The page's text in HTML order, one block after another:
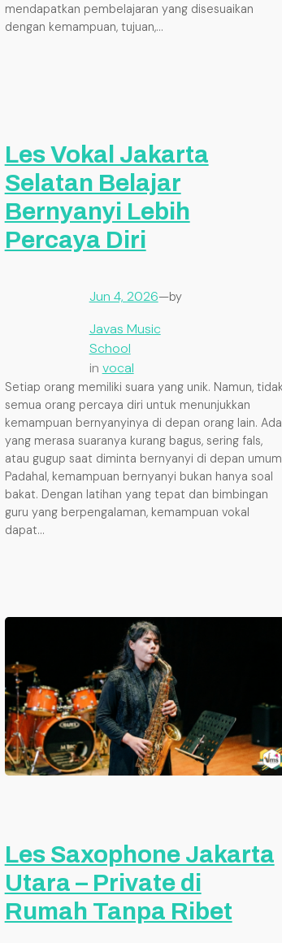
mendapatkan pembelajaran yang disesuaikan
dengan kemampuan, tujuan,…
Les Vokal Jakarta
Selatan Belajar
Bernyanyi Lebih
Percaya Diri
Jun 4, 2026—by
Javas Music
School
in vocal
Setiap orang memiliki suara yang unik. Namun,
semua orang percaya diri untuk menunjukkan
kemampuan bernyanyinya di depan orang lain. Ada
yang merasa suaranya kurang bagus, sering fals,
atau gugup saat diminta bernyanyi di depan
Padahal, kemampuan bernyanyi bukan hanya soal
bakat. Dengan latihan yang tepat dan bimbingan
guru yang berpengalaman, kemampuan vokal
dapat…
Les Saxophone Jakarta
Utara – Private di
Rumah Tanpa Ribet